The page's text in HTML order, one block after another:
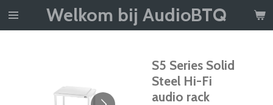
Ga
Welkom bij AudioBTQ
S5 Series Solid
Steel Hi-Fi
audio rack